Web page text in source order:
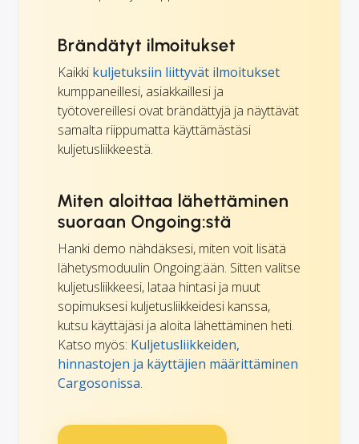
Brändätyt ilmoitukset
Kaikki kuljetuksiin liittyvät ilmoitukset
kumppaneillesi, asiakkaillesi ja
työtovereillesi ovat brändättyjä ja näyttävät
samalta riippumatta käyttämästäsi
kuljetusliikkeestä.
Miten aloittaa lähettäminen
suoraan Ongoing:stä
Hanki demo nähdäksesi, miten voit lisätä
lähetysmoduulin Ongoing:ään. Sitten valitse
kuljetusliikkeesi, lataa hintasi ja muut
sopimuksesi kuljetusliikkeidesi kanssa,
kutsu käyttäjäsi ja aloita lähettäminen heti.
Katso myös: Kuljetusliikkeiden,
hinnastojen ja käyttäjien määrittäminen
Cargosonissa.